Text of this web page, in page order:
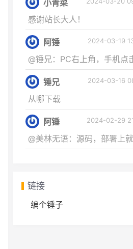
小青菜
感谢站长大人！
阿锤 2024-03-19
@锤兄：PC右上角，手机点击右侧获取资
锤兄 2024-03-16
从哪下载
阿锤 2024-02-29
@美林无语：源码，部署上就可以
链接
编个锤子